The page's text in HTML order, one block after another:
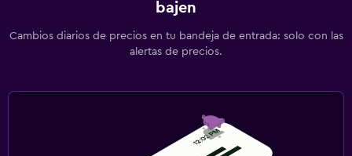
bajen
Cambios diarios de precios en tu bandeja de entrada: solo con las
alertas de precios.